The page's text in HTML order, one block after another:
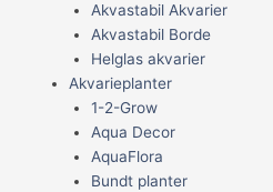
Akvastabil Akvarier
Akvastabil Borde
Helglas akvarier
Akvarieplanter
1-2-Grow
Aqua Decor
AquaFlora
Bundt planter